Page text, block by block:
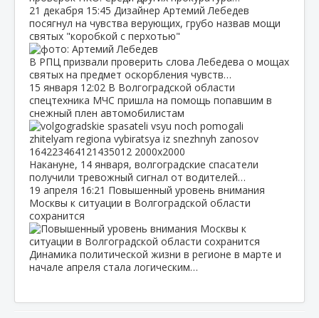
21 декабря 15:45 Дизайнер Артемий Лебедев
посягнул на чувства верующих, грубо назвав мощи
святых "коробкой с перхотью"
В РПЦ призвали проверить слова Лебедева о мощах
святых на предмет оскорбления чувств…
15 января 12:02 В Волгоградской области
спецтехника МЧС пришла на помощь попавшим в
снежный плен автомобилистам
Накануне, 14 января, волгоградские спасатели
получили тревожный сигнал от водителей…
19 апреля 16:21 Повышенный уровень внимания
Москвы к ситуации в Волгоградской области
сохранится
Динамика политической жизни в регионе в марте и
начале апреля стала логическим…